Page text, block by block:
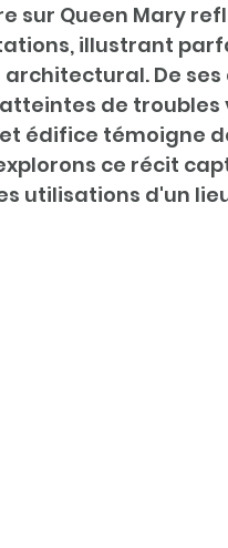
sur Queen Mary
illustrant
De
de
édifice témoigne
ce récit
utilisations d'un